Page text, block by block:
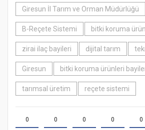
Giresun İl Tarım ve Orman Müdürlüğü
B-Reçete Sistemi bitki koruma
zirai ilaç bayileri dijital tarım
Giresun bitki koruma ürünleri
tarımsal üretim reçete sistemi
0 0 0 0 0